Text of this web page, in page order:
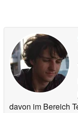
davon im Bereich